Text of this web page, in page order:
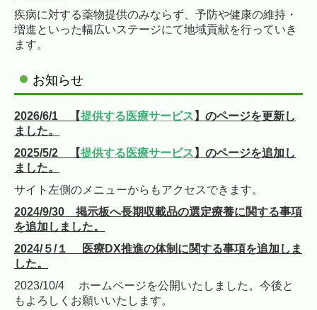
疾病に対する薬物提供のみならず、予防や健康の維持・
増進といった幅広いステージにて地域貢献を行っていき
ます。
お知らせ
2026/6/1 【提供する医療サービス 】のページを更新し
ました。
2025/5/2 【提供する医療サービス 】のページを追加し
ました。
サイト左側のメニューからもアクセスできます。
2024/9/30 掲示板へ長期収載品の選定療養に関する事項
を追加しました。
2024/５/１
医療DX推進の体制に関する事項を追加しま
した。
2023/10/4
ホームページを公開いたしました。今後と
もよろしくお願いいたします。